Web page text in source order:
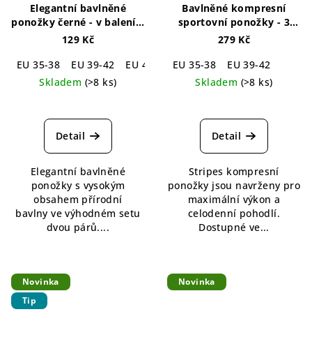
Elegantní bavlněné
ponožky černé - v balení 2
Simply Cotton Black
129 Kč
EU 35-38
EU 39-42
EU 43-46
Skladem (>8 ks)
hodnocení
produktu
z
5
hvězdiček.
Detail
Elegantní bavlněné
ponožky s vysokým
obsahem přírodní
bavlny ve výhodném setu
dvou párů....
Bavlněné kompresní
sportovní ponožky - 3
páry (Fitness Men)
Socks For Men - 3 pack
279 Kč
EU 35-38
EU 39-42
Skladem (>8 ks)
hodnocení
produktu
z
5
hvězdiček.
Detail
Stripes kompresní
ponožky jsou navrženy pro
maximální výkon a
celodenní pohodlí.
Dostupné ve...
Novinka
Tip
Novinka